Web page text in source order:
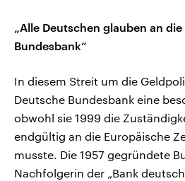
„Alle Deutschen glauben an
Bundesbank“
In diesem Streit um die
Deutsche Bundesbank eine
obwohl sie 1999 die
endgültig an die Europäische
musste. Die 1957 gegründete
Nachfolgerin der „Bank